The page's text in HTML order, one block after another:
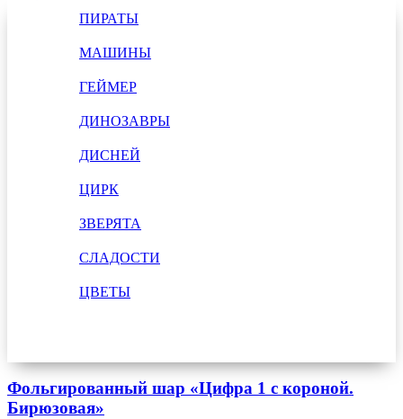
ПИРАТЫ
МАШИНЫ
ГЕЙМЕР
ДИНОЗАВРЫ
ДИСНЕЙ
ЦИРК
ЗВЕРЯТА
СЛАДОСТИ
ЦВЕТЫ
Фольгированный шар «Цифра 1 с короной.
Бирюзовая»